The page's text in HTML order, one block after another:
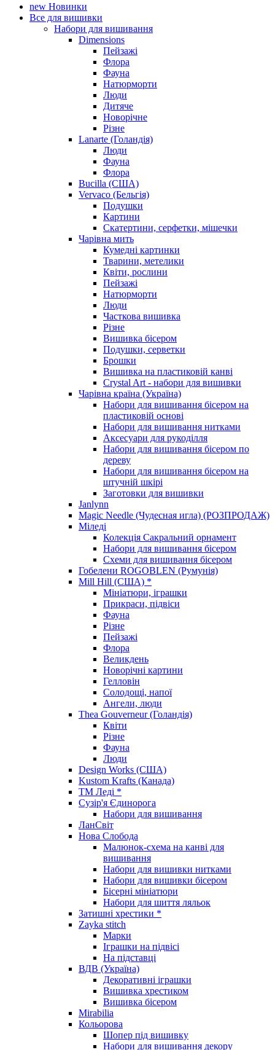
new Новинки
Все для вишивки
Набори для вишивання
Dimensions
Пейзажі
Флора
Фауна
Натюрморти
Люди
Дитяче
Новорічне
Різне
Lanarte (Голандія)
Люди
Фауна
Флора
Bucilla (США)
Vervaco (Бельгія)
Подушки
Картини
Скатертини, серфетки, мішечки
Чарiвна мить
Кумедні картинки
Тварини, метелики
Квіти, рослини
Пейзажі
Натюрморти
Люди
Часткова вишивка
Різне
Вишивка бісером
Подушки, серветки
Брошки
Вишивка на пластиковій канві
Crystal Art - набори для вишивки
Чарівна країна (Україна)
Набори для вишивання бісером на
пластиковій основі
Набори для вишивання нитками
Аксесуари для рукоділля
Набори для вишивання бісером по
дереву
Набори для вишивання бісером на
штучній шкірі
Заготовки для вишивки
Janlynn
Magic Needle (Чудесная игла) (РОЗПРОДАЖ)
Міледі
Колекція Сакральний орнамент
Набори для вишивання бісером
Схеми для вишивання бісером
Гобелени ROGOBLEN (Румунія)
Mill Hill (США) *
Мініатюри, іграшки
Прикраси, підвіси
Фауна
Різне
Пейзажі
Флора
Великдень
Новорічні картини
Гелловін
Солодощі, напої
Ангели, люди
Thea Gouverneur (Голандія)
Квіти
Різне
Фауна
Люди
Design Works (США)
Kustom Krafts (Канада)
ТМ Леді *
Сузір'я Єдинорога
Набори для вишивання
ЛанСвіт
Нова Слобода
Малюнок-схема на канві для
вишивання
Набори для вишивки нитками
Набори для вишивки бісером
Бісерні мініатюри
Набори для шиття ляльок
Затишні хрестики *
Zayka stitch
Марки
Іграшки на підвісі
На підставці
ВДВ (Україна)
Декоративні іграшки
Вишивка хрестиком
Вишивка бісером
Mirabilia
Кольорова
Шопер під вишивку
Набори для вишивання декору